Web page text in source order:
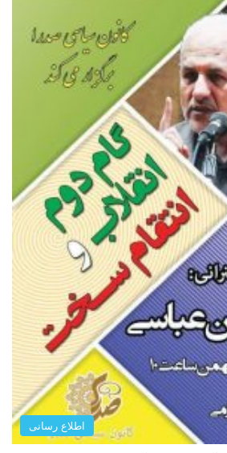
اطلاع رسانی